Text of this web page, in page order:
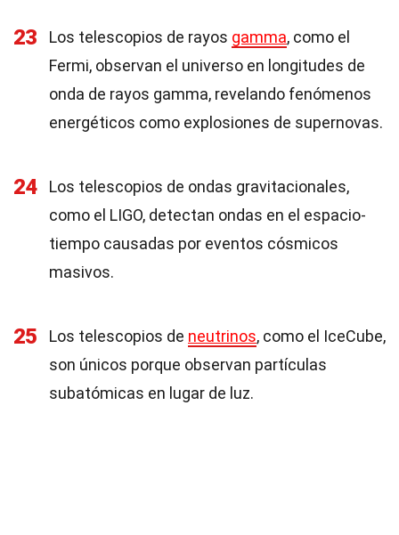
23 Los telescopios de rayos gamma, como el
Fermi, observan el universo en longitudes de
onda de rayos gamma, revelando fenómenos
energéticos como explosiones de supernovas.
24
Los telescopios de ondas gravitacionales,
como el LIGO, detectan ondas en el espacio-
tiempo causadas por eventos cósmicos
masivos.
25 Los telescopios de neutrinos, como el IceCube,
son únicos porque observan partículas
subatómicas en lugar de luz.